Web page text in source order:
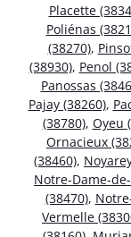
Placette
Poliénas
(38270),
(38930), Penol
Panossas
Pajay (38260),
(38780), Oyeu
Ornacieux
(38460),
Notre-Dame-
(38470),
Vermelle